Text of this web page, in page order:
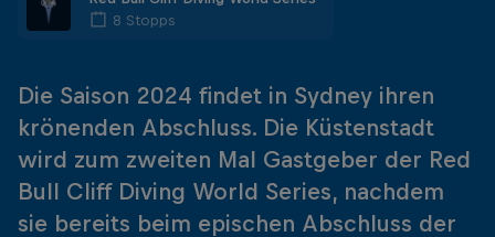
8 Stopps
Die Saison 2024 findet in Sydney ihren
krönenden Abschluss. Die Küstenstadt
wird zum zweiten Mal Gastgeber der Red
Bull Cliff Diving World Series, nachdem
sie bereits beim epischen Abschluss der